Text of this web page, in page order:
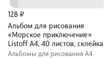
128 ₽
Альбом для рисования
«Морское приключение»
Listoff А4, 40 листов, склейка
Альбомы для рисования А4